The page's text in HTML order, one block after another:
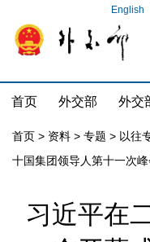
English
首页 外交部 外交
首页 > 资料 > 专题 > 以往
十国集团领导人第十一次
习近平在